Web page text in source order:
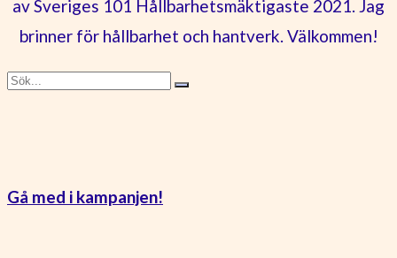
av Sveriges 101 Hållbarhetsmäktigaste 2021. Jag
brinner för hållbarhet och hantverk. Välkommen!
Gå med i kampanjen!